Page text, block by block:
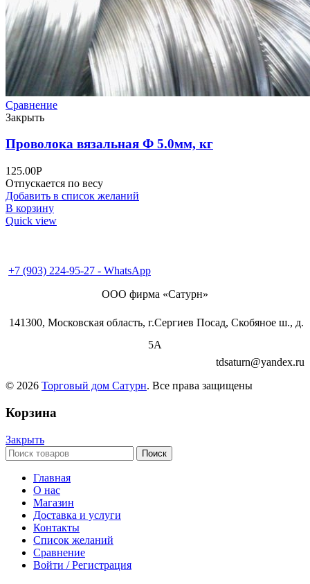
Сравнение
Закрыть
Проволока вязальная Ф 5.0мм, кг
125.00Р
Отпускается по весу
Добавить в список желаний
В корзину
Quick view
+7 (903) 224-95-27 - WhatsApp
ООО фирма «Сатурн»
141300, Московская область, г.Сергиев Посад, Скобяное ш., д.
5А
tdsaturn@yandex.ru
© 2026 Торговый дом Сатурн. Все права защищены
Корзина
Закрыть
Поиск
Главная
О нас
Магазин
Доставка и услуги
Контакты
Список желаний
Сравнение
Войти / Регистрация